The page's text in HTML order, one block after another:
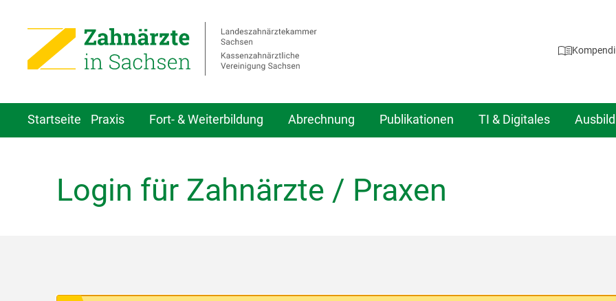
Startseite Praxis Fort- & Weiterbildung Abrechnung Publikationen TI & Digitales
Login für Zahnärzte / Praxen